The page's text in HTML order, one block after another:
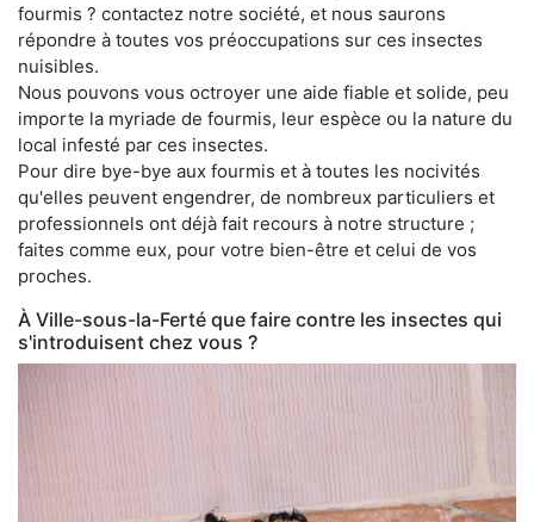
fourmis ? contactez notre société, et nous saurons
répondre à toutes vos préoccupations sur ces insectes
nuisibles.
Nous pouvons vous octroyer une aide fiable et solide, peu
importe la myriade de fourmis, leur espèce ou la nature du
local infesté par ces insectes.
Pour dire bye-bye aux fourmis et à toutes les nocivités
qu'elles peuvent engendrer, de nombreux particuliers et
professionnels ont déjà fait recours à notre structure ;
faites comme eux, pour votre bien-être et celui de vos
proches.
À Ville-sous-la-Ferté que faire contre les insectes qui
s'introduisent chez vous ?